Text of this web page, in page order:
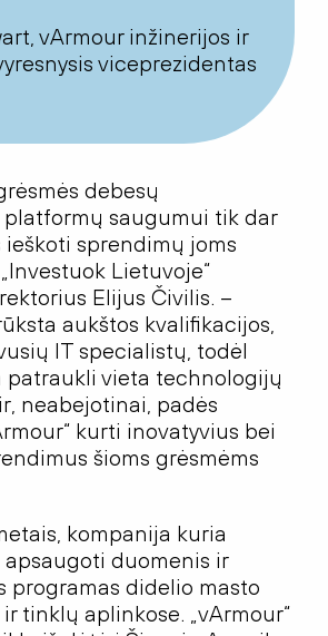
vArmour inžinerijos ir
viceprezidentas
debesų
saugumui tik dar
sprendimų joms
Lietuvoje“
Elijus Čivilis. –
aukštos kvalifikacijos,
IT specialistų, todėl
patraukli vieta technologijų
neabejotinai, padės
kurti inovatyvius bei
šioms grėsmėms
kompanija kuria
duomenis ir
programas didelio masto
tinklų aplinkose. „vArmour“